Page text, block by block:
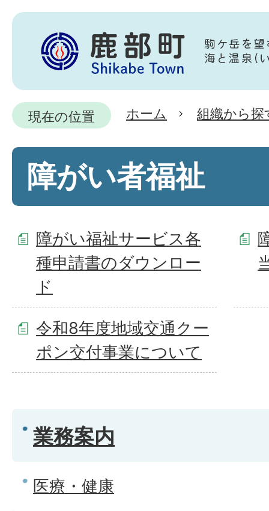
現在の位置 ホーム 組織から探
障がい者福祉
障がい福祉サービス各
種申請書のダウンロー
ド
令和8年度地域交通クー
ポン交付事業について
業務案内
医療・健康